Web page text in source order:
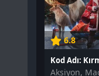
6.8
Kod Adı: